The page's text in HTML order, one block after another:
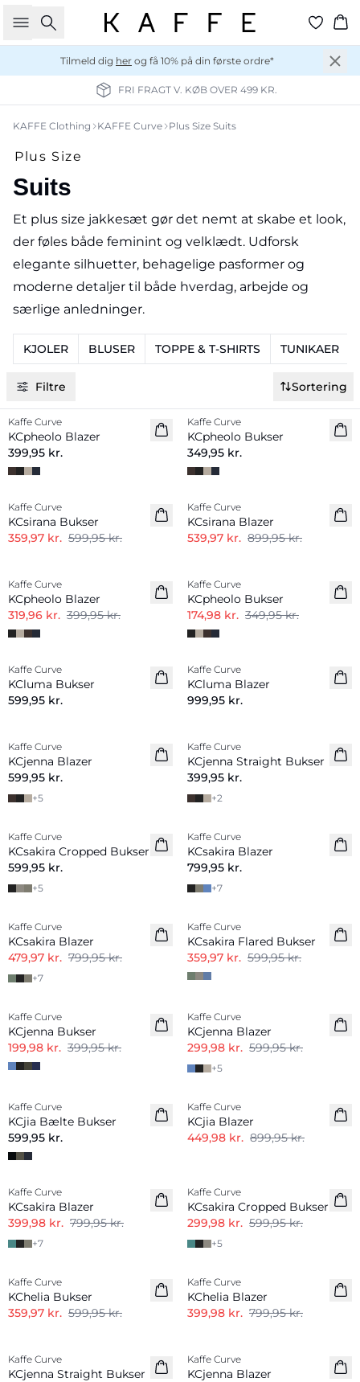
Søg
Tilmeld dig her og få 10% på din første ordre*
FRI FRAGT V. KØB OVER 499 KR.
KAFFE Clothing KAFFE Curve Plus Size Suits
Suits
Plus Size
Et plus size jakkesæt gør det nemt at skabe et look,
der føles både feminint og velklædt. Udforsk
elegante silhuetter, behagelige pasformer og
moderne detaljer til både hverdag, arbejde og
særlige anledninger.
KJOLER BLUSER TOPPE & T-SHIRTS TUNIKAER
Filtre Sortering
Nyhed
Kaffe Curve
KCpheolo Blazer
399,95 kr.
Nyhed
Kaffe Curve
KCpheolo Bukser
349,95 kr.
-40%
Kaffe Curve
KCsirana Bukser
359,97 kr. 599,95 kr.
-40%
Kaffe Curve
KCsirana Blazer
539,97 kr. 899,95 kr.
Kaffe Curve
KCpheolo Blazer
319,96 kr. 399,95 kr.
Kaffe Curve
KCpheolo Bukser
174,98 kr. 349,95 kr.
Nyhed
Kaffe Curve
KCluma Bukser
599,95 kr.
Nyhed
Kaffe Curve
KCluma Blazer
999,95 kr.
Nyhed
Kaffe Curve
KCjenna Blazer
599,95 kr.
+5
Nyhed
Kaffe Curve
KCjenna Straight Bukser
399,95 kr.
+2
Kaffe Curve
KCsakira Cropped Bukser
599,95 kr.
+5
Kaffe Curve
KCsakira Blazer
799,95 kr.
+7
Kaffe Curve
KCsakira Blazer
479,97 kr. 799,95 kr.
+7
Kaffe Curve
KCsakira Flared Bukser
359,97 kr. 599,95 kr.
Kaffe Curve
KCjenna Bukser
199,98 kr. 399,95 kr.
Kaffe Curve
KCjenna Blazer
299,98 kr. 599,95 kr.
+5
Kaffe Curve
KCjia Bælte Bukser
599,95 kr.
Kaffe Curve
KCjia Blazer
449,98 kr. 899,95 kr.
-50%
Kaffe Curve
KCsakira Blazer
399,98 kr. 799,95 kr.
+7
Kaffe Curve
KCsakira Cropped Bukser
299,98 kr. 599,95 kr.
+5
Kaffe Curve
KChelia Bukser
359,97 kr. 599,95 kr.
Kaffe Curve
KChelia Blazer
399,98 kr. 799,95 kr.
Kaffe Curve
KCjenna Straight Bukser
Kaffe Curve
KCjenna Blazer